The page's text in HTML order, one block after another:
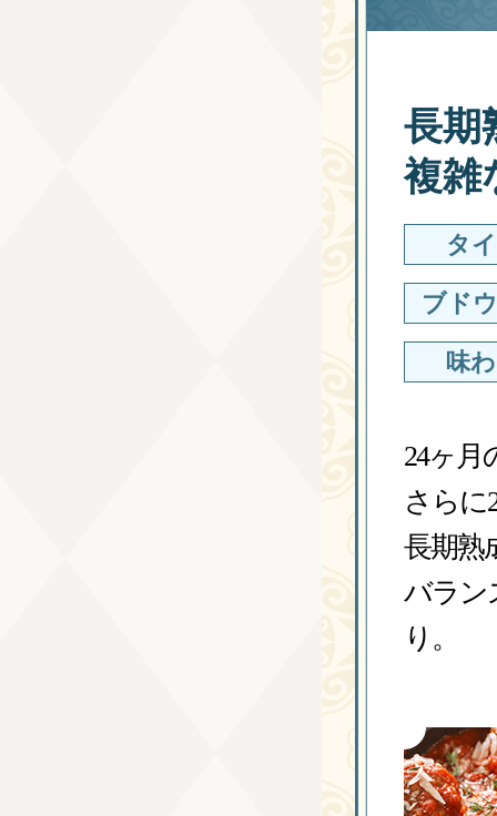
長期
複雑
タ
ブド
味
24ヶ月
さらに
長期熟
バラン
り。